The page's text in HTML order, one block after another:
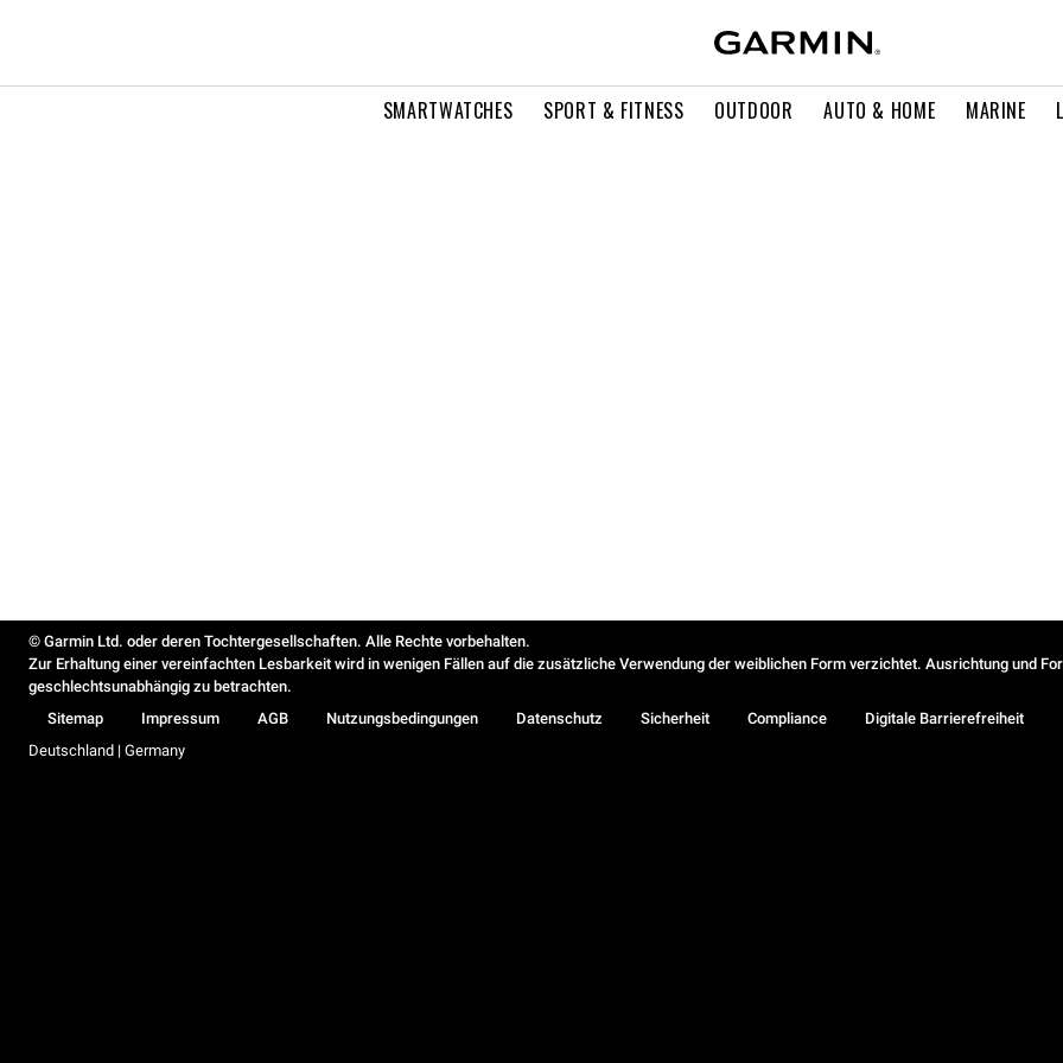
SMARTWATCHES SPORT & FITNESS OUTDOOR AUTO & HOME MARINE
© Garmin Ltd. oder deren Tochtergesellschaften. Alle Rechte vorbehalten.
Zur Erhaltung einer vereinfachten Lesbarkeit wird in wenigen Fällen auf die zusätzliche Verwendung der weiblichen Form verzichtet. Ausrichtung und
geschlechtsunabhängig zu betrachten.
Sitemap
Impressum AGB Nutzungsbedingungen Datenschutz Sicherheit Compliance
Digitale Barrierefreiheit
Deutschland | Germany